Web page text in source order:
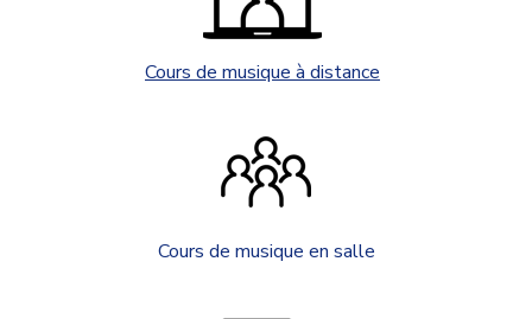
Cours de musique à distance
Cours de musique en salle